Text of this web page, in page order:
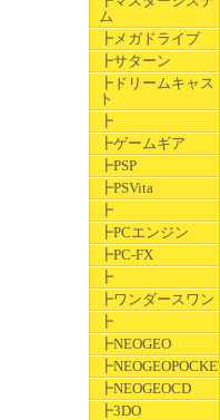
ム
┣メガドライブ
┣サターン
┣ドリームキャス
ト
┣
┣ゲームギア
┣PSP
┣PSVita
┣
┣PCエンジン
┣PC-FX
┣
┣ワンダースワン
┣
┣NEOGEO
┣NEOGEOPOCKET
┣NEOGEOCD
┣3DO